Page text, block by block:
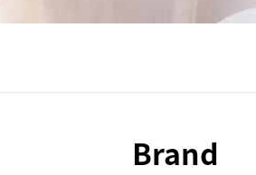
Brand